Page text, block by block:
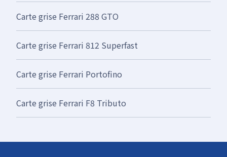
Carte grise Ferrari 288 GTO
Carte grise Ferrari 812 Superfast
Carte grise Ferrari Portofino
Carte grise Ferrari F8 Tributo